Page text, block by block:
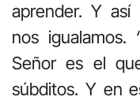
aprender. Y así
nos igualamos.
Señor es el
súbditos. Y en